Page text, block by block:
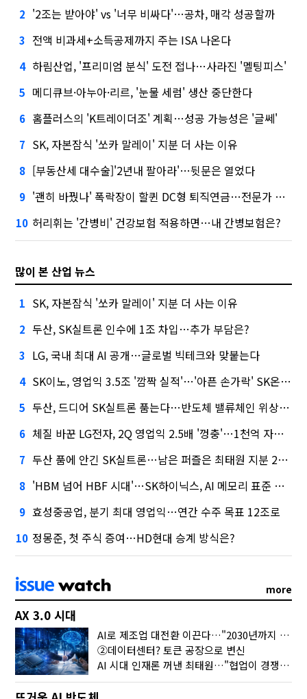
2 '2조는 받아야' vs '너무 비싸다'…공차, 매각 성공할까
3 전액 비과세+소득공제까지 주는 ISA 나온다
4 하림산업, '프리미엄 분식' 도전 접나…사라진 '멜팅피스'
5 메디큐브·아누아·리르, '눈물 세럼' 생산 중단한다
6 홈플러스의 'K트레이더조' 계획…성공 가능성은 '글쎄'
7 SK, 자본잠식 '쏘카 말레이' 지분 더 사는 이유
8 [부동산세 대수술]'2년내 팔아라'…뒷문은 열었다
9 '괜히 바꿨나' 폭락장이 할퀸 DC형 퇴직연금…전문가 조언은
10 허리휘는 '간병비' 건강보험 적용하면…내 간병보험은?
많이 본 산업 뉴스
1 SK, 자본잠식 '쏘카 말레이' 지분 더 사는 이유
2 두산, SK실트론 인수에 1조 차입…추가 부담은?
3 LG, 국내 최대 AI 공개…글로벌 빅테크와 맞붙는다
4 SK이노, 영업익 3.5조 '깜짝 실적'…'아픈 손가락' SK온의 반전
5 두산, 드디어 SK실트론 품는다…반도체 밸류체인 위상 강화
6 체질 바꾼 LG전자, 2Q 영업익 2.5배 '껑충'…1천억 자사주 태운다
7 두산 품에 안긴 SK실트론…남은 퍼즐은 최태원 지분 29.4%
8 'HBM 넘어 HBF 시대'…SK하이닉스, AI 메모리 표준 선점 나섰다
9 효성중공업, 분기 최대 영업익…연간 수주 목표 12조로
10 정몽준, 첫 주식 증여…HD현대 승계 방식은?
more
AX 3.0 시대
AI로 제조업 대전환 이끈다…"2030년까지 민관합동 20조 투자"
②데이터센터? 토큰 공장으로 변신
AI 시대 인재론 꺼낸 최태원…"협업이 경쟁력"